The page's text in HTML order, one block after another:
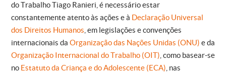
do Trabalho Tiago Ranieri, é necessário estar
constantemente atento às ações e à Declaração Universal
dos Direitos Humanos , em legislações e convenções
internacionais da Organização das Nações Unidas (ONU) e da
Organização Internacional do Trabalho (OIT) , como basear-se
no Estatuto da Criança e do Adolescente (ECA) , nas